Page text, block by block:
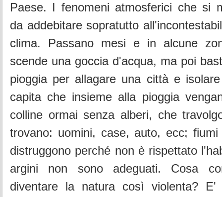
Paese. I fenomeni atmosferici che si
da addebitare sopratutto
clima. Passano mesi e in alcune
scende una goccia d'acqua, ma poi
pioggia per allagare una città e
capita che insieme alla pioggia
colline ormai senza alberi, che
trovano: uomini, case, auto, ecc;
distruggono perché non è rispettato
argini non sono adeguati. Cosa
diventare la natura così violenta?